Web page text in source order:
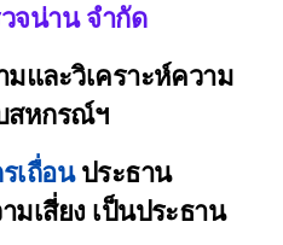
จน่าน จำกัด
และวิเคราะห์ความ
สหกรณ์ฯ
เถื่อนประธาน
มเสี่ยง เป็นประธาน